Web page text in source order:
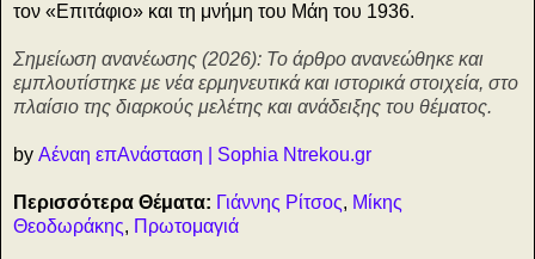
τον «Επιτάφιο» και τη μνήμη του Μάη του 1936.
Σημείωση ανανέωσης (2026): Το άρθρο ανανεώθηκε και
εμπλουτίστηκε με νέα ερμηνευτικά και ιστορικά στοιχεία, στο
πλαίσιο της διαρκούς μελέτης και ανάδειξης του θέματος.
by Αέναη επΑνάσταση | Sophia Ntrekou.gr
Περισσότερα Θέματα: Γιάννης Ρίτσος, Μίκης
Θεοδωράκης, Πρωτομαγιά